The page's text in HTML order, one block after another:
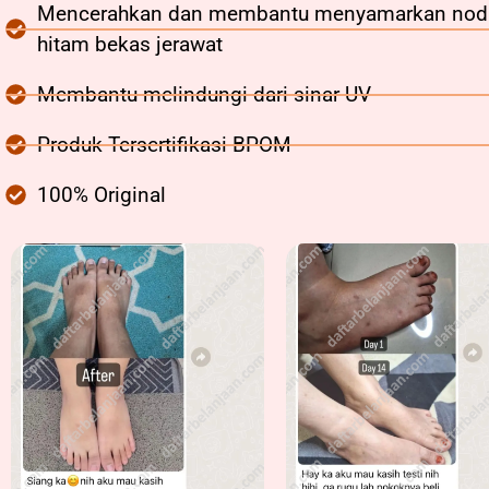
Mencerahkan dan membantu menyamarkan
hitam bekas jerawat
Membantu melindungi dari sinar UV
Produk Tersertifikasi BPOM
100% Original